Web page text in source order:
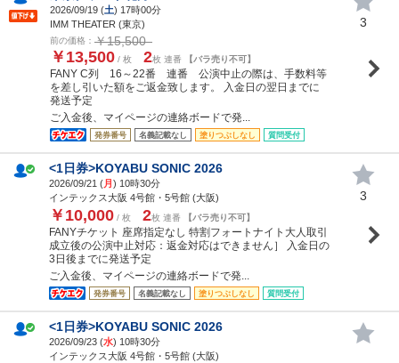
2026/09/19 (土) 17時00分
IMM THEATER (東京)
前の価格： ￥15,500
￥13,500 / 枚 2枚 連番 【バラ売り不可】
FANY C列 16～22番 連番 公演中止の際は、手数料等
を差し引いた額をご返金致します。 入金日の翌日までに
発送予定
ご入金後、マイページの連絡ボードで発...
発券番号 名義記載なし 塗りつぶしなし 質問受付
3
<1日券>KOYABU SONIC 2026
2026/09/21 (月) 10時30分
インテックス大阪 4号館・5号館 (大阪)
￥10,000 / 枚 2枚 連番 【バラ売り不可】
FANYチケット 座席指定なし 特割フォートナイト大人取引
成立後の公演中止対応：返金対応はできません］ 入金日の
3日後までに発送予定
ご入金後、マイページの連絡ボードで発...
発券番号 名義記載なし 塗りつぶしなし 質問受付
3
<1日券>KOYABU SONIC 2026
2026/09/23 (水) 10時30分
インテックス大阪 4号館・5号館 (大阪)